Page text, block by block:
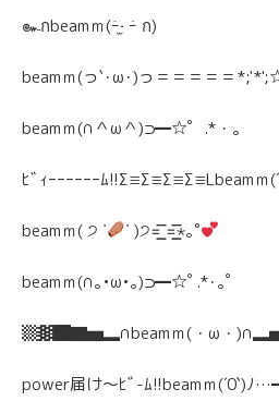
๛กbeamｍ(ｰ̀·̫ ｰ́ ก)
beamｍ(っ`･ω･)っ＝＝＝＝＝
beamｍ(∩＾ω＾)⊃━☆゜.*・。
ﾋﾞｨｰｰｰｰｰｰﾑ!!Σ≡Σ≡Σ≡Σ≡Lbeamｍ
beamｍ( ੭ ˙ ˙ )੭=͟͟͞͞ =͟͟͞͞⋆｡˚
beamｍ(∩｡•ω•｡)⊃━☆ﾟ.*･｡ﾟ
▒▓█▇▅▂∩beamｍ(・ω・
power届け～ﾋﾞ-ﾑ!!beamｍ(´0`)ﾉ